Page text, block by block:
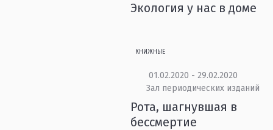
Экология у нас в доме
КНИЖНЫЕ
01.02.2020 - 29.02.2020
Зал периодических изданий
Рота, шагнувшая в
бессмертие